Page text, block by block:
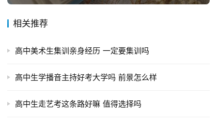
相关推荐
高中美术生集训亲身经历 一定要集训吗
高中生学播音主持好考大学吗 前景怎么样
高中生走艺考这条路好嘛 值得选择吗